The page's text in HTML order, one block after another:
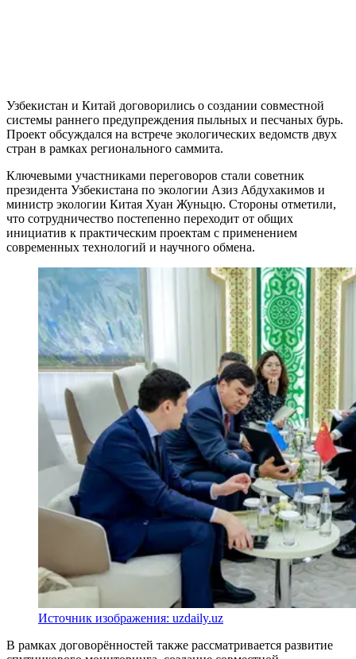
Узбекистан и Китай договорились о создании совместной
системы раннего предупреждения пыльных и песчаных бурь.
Проект обсуждался на встрече экологических ведомств двух
стран в рамках регионального саммита.
Ключевыми участниками переговоров стали советник
президента Узбекистана по экологии Азиз Абдухакимов и
министр экологии Китая Хуан Жуньцю. Стороны отметили,
что сотрудничество постепенно переходит от общих
инициатив к практическим проектам с применением
современных технологий и научного обмена.
Источник изображения: uzdaily.uz
В рамках договорённостей также рассматривается развитие